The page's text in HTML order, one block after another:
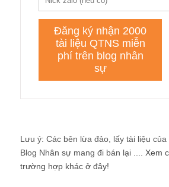
Lưu ý: Các bên lừa đảo, lấy tài liệu của
Blog Nhân sự mang đi bán lại .... Xem
trường hợp khác ở đây!